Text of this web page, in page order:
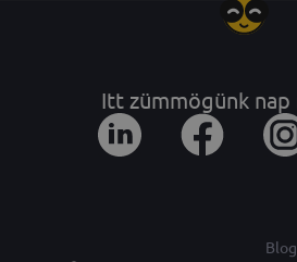
Itt zümmögünk nap
Blog